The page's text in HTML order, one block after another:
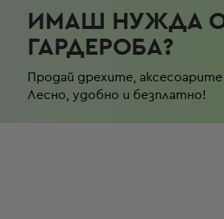
ИМАШ НУЖДА
ГАРДЕРОБА?
Продай дрехите,
Лесно, удобно и безплатно!